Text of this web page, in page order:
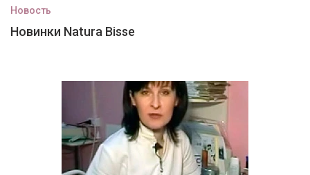
Новость
Новинки Natura Bisse